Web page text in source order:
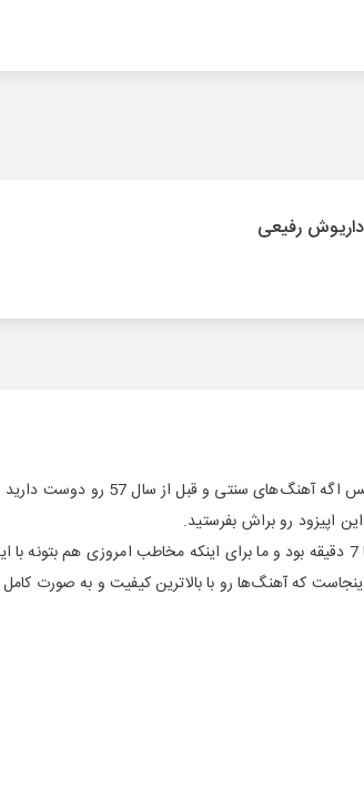
قراره بهترین آهنگ‌های داریوش رفیعی
اپیزود رو براش بفرستید.
شاید باورتون نشه ولی بعضی از این تنصیف‌ها تقریبا 7 دقیقه بود و ما برای اینکه مخاطب
که آهنگ‌ها رو با بالاترین کیفیت و به صورت کامل